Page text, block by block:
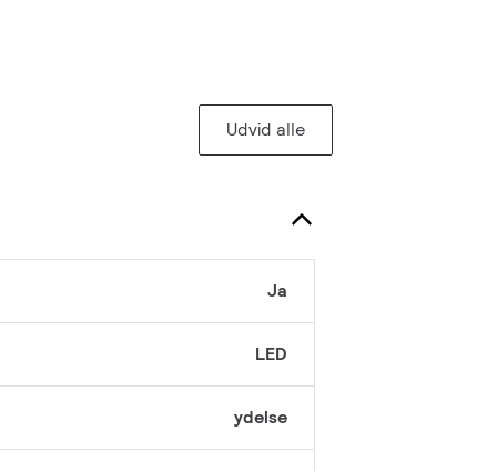
Udvid alle
Ja
LED
ydelse